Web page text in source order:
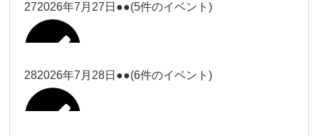
272026年7月27日 ●●(5件のイベント)
大西
282026年7月28日 ●●(6件のイベント)